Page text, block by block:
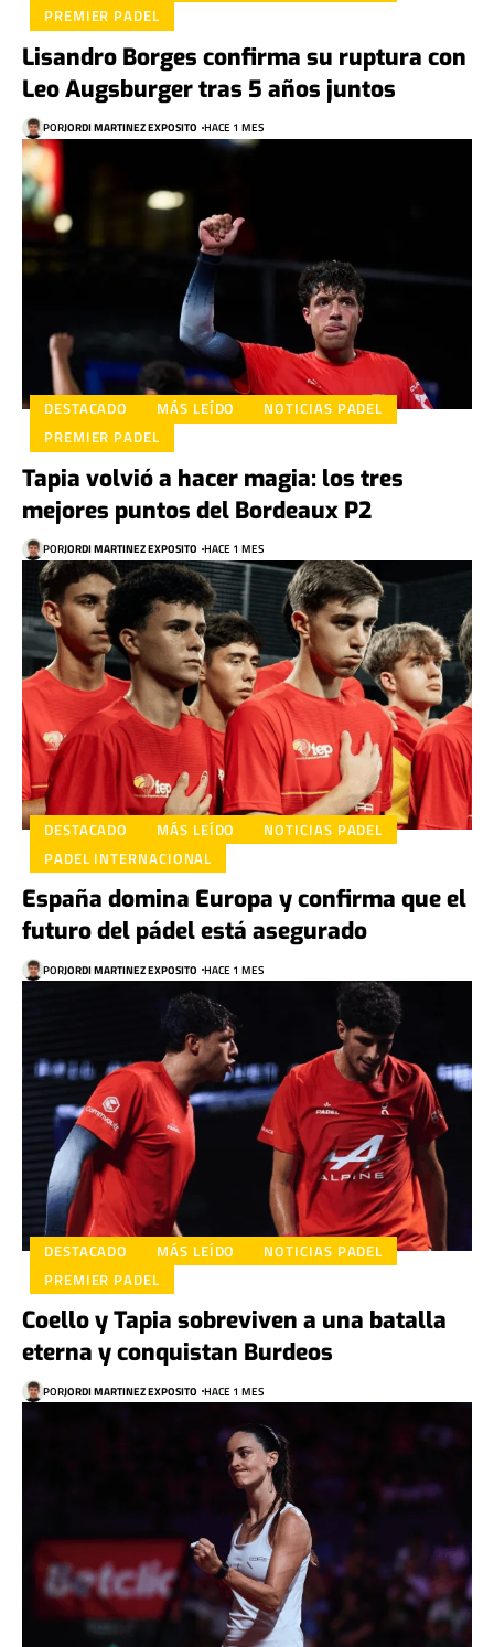
PREMIER PADEL
Lisandro Borges confirma su ruptura con
Leo Augsburger tras 5 años juntos
PORJORDI MARTINEZ EXPOSITO HACE 1 MES
DESTACADO MÁS LEÍDO
NOTICIAS PADEL
PREMIER PADEL
Tapia volvió a hacer magia: los tres
mejores puntos del Bordeaux P2
PORJORDI MARTINEZ EXPOSITO HACE 1 MES
DESTACADO MÁS LEÍDO
NOTICIAS PADEL
PADEL INTERNACIONAL
España domina Europa y confirma que el
futuro del pádel está asegurado
PORJORDI MARTINEZ EXPOSITO HACE 1 MES
DESTACADO MÁS LEÍDO
NOTICIAS PADEL
PREMIER PADEL
Coello y Tapia sobreviven a una batalla
eterna y conquistan Burdeos
PORJORDI MARTINEZ EXPOSITO HACE 1 MES